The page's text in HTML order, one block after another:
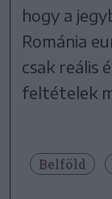
hogy a
Románia
csak reális
feltételek
Belföld